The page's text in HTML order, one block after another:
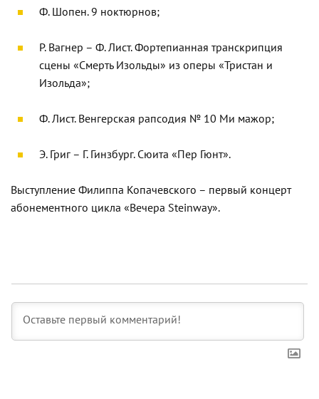
Ф. Шопен. 9 ноктюрнов;
Р. Вагнер – Ф. Лист. Фортепианная транскрипция
сцены «Смерть Изольды» из оперы «Тристан и
Изольда»;
Ф. Лист. Венгерская рапсодия № 10 Ми мажор;
Э. Григ – Г. Гинзбург. Сюита «Пер Гюнт».
Выступление Филиппа Копачевского – первый концерт
абонементного цикла «Вечера Steinway».